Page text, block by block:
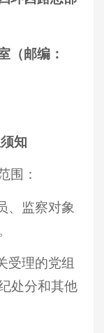
（邮编：
知
围：
、监察对象
受理的党组
处分和其他